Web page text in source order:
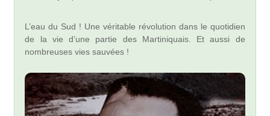
L’eau du Sud ! Une véritable révolution dans le quotidien
de la vie d’une partie des Martiniquais. Et aussi de
nombreuses vies sauvées !